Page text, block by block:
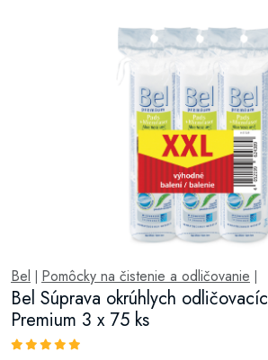
Bel Pomôcky na čistenie a odličovanie
Bel Súprava okrúhlych
Premium 3 x 75 ks